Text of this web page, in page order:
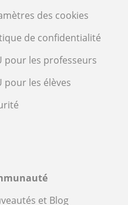
des cookies
de confidentialité
pour les professeurs
pour les élèves
et Blog